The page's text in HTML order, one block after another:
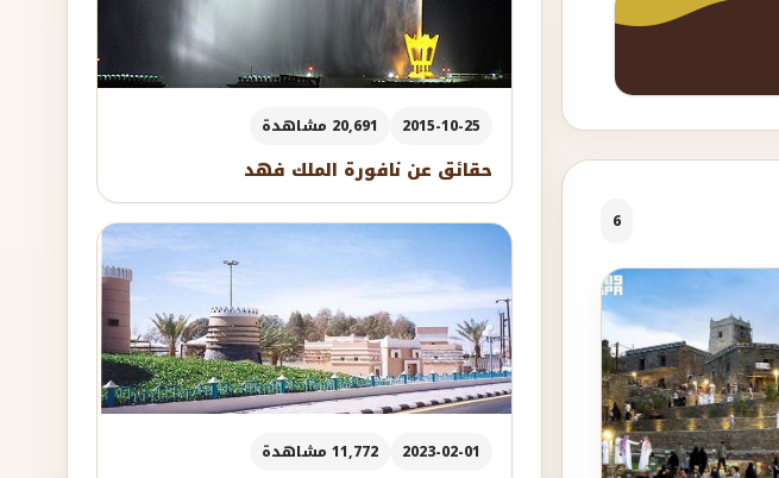
2015-10-25 20,691 مشاهدة
حقائق عن نافورة الملك فهد
2023-02-01 11,772 مشاهدة
6